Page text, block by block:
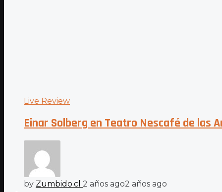
Live Review
Einar Solberg en Teatro Nescafé de las
by Zumbido.cl 2 años ago2 años ago